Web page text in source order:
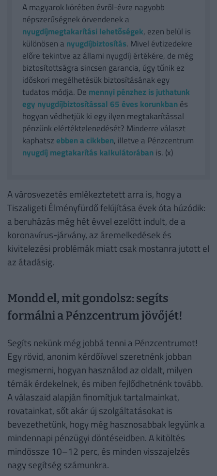
A magyarok körében évről-évre nagyobb
népszerűségnek örvendenek a
nyugdíjmegtakarítási lehetőségek, ezen belül is
különösen a nyugdíjbiztosítás. Mivel évtizedekre
előre tekintve az állami nyugdíj értékére, de még
biztosítottságra sincsen garancia, úgy tűnik ez
időskori megélhetésük biztosításának egy
tudatos módja. De mennyi pénzhez is juthatunk
egy nyugdíjbiztosítással 65 éves korunkbanés
hogyan védhetjük ki egy ilyen megtakarítással
pénzünk elértéktelenedését? Minderre választ
kaphatsz ebben a cikkben, illetve a Pénzcentrum
nyugdíj megtakarítás kalkulátorábanis. (x)
A városvezetés emlékeztetett arra is, hogy a
Tiszaligeti Élményfürdő felújítása évek óta húzódik:
a beruházás még hét évvel ezelőtt indult, de a
koronavírus-járvány, az áremelkedések és
kivitelezési problémák miatt csak mostanra jutott el
az átadásig.
Mondd el, mit gondolsz: segíts
formálni a Pénzcentrum jövőjét!
Segíts nekünk még jobbá tenni a Pénzcentrumot!
Egy rövid, anonim kérdőívvel szeretnénk jobban
megismerni, hogyan használod az oldalt, milyen
témák érdekelnek, és miben fejlődhetnénk tovább.
A válaszaid alapján finomítjuk tartalmainkat,
rovatainkat, sőt akár új szolgáltatásokat is
bevezethetünk, hogy még hasznosabbak legyünk a
mindennapi pénzügyi döntéseidben. A kitöltés
mindössze 10–12 perc, és minden visszajelzés
nagy segítség számunkra.